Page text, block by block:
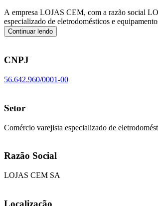
A empresa LOJAS CEM, com a razão social
especializado de eletrodomésticos e
Continuar lendo
CNPJ
56.642.960/0001-00
Setor
Comércio varejista especializado de
Razão Social
LOJAS CEM SA
Localização